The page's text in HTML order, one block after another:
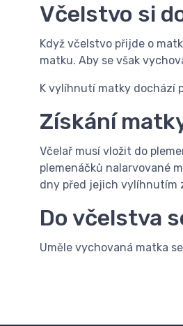
Včelstvo si
Když včelstvo přijde o
matku. Aby se však
K vylíhnutí matky dochází
Získání
Včelař musí vložit do
plemenáčků nalarvované
dny před jejich vylíhnutím
Do včelstva
Uměle vychovaná matka